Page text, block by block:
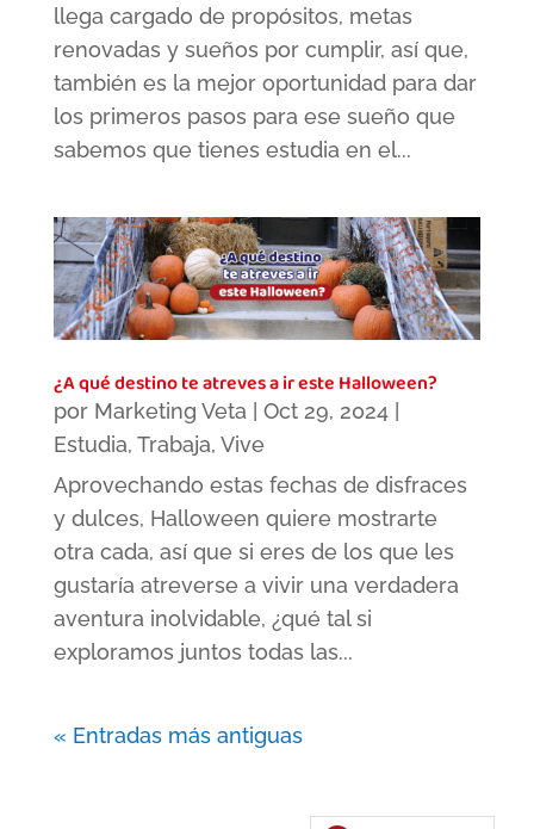
llega cargado de propósitos, metas
renovadas y sueños por cumplir, así que,
también es la mejor oportunidad para dar
los primeros pasos para ese sueño que
sabemos que tienes estudia en el...
¿A qué destino te atreves a ir este Halloween?
por Marketing Veta| Oct 29, 2024|
Estudia, Trabaja, Vive
Aprovechando estas fechas de disfraces
y dulces, Halloween quiere mostrarte
otra cada, así que si eres de los que les
gustaría atreverse a vivir una verdadera
aventura inolvidable, ¿qué tal si
exploramos juntos todas las...
« Entradas más antiguas